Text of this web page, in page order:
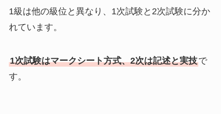
1級は他の級位と異なり、1次試験と2次試験に分か
れています。
1次試験はマークシート方式、2次は記述と実技で
す。